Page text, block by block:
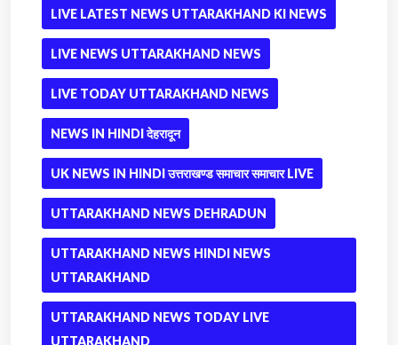
LIVE LATEST NEWS UTTARAKHAND KI NEWS
LIVE NEWS UTTARAKHAND NEWS
LIVE TODAY UTTARAKHAND NEWS
NEWS IN HINDI देहरादून
UK NEWS IN HINDI उत्तराखण्ड समाचार समाचार LIVE
UTTARAKHAND NEWS DEHRADUN
UTTARAKHAND NEWS HINDI NEWS
UTTARAKHAND
UTTARAKHAND NEWS TODAY LIVE
UTTARAKHAND